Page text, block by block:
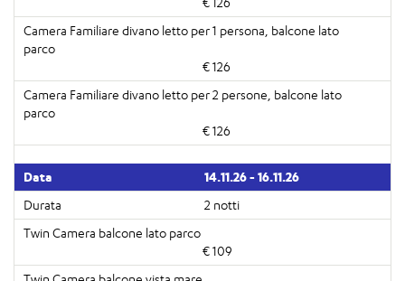
€ 126
€ 126
14.11.26 - 16.11.26
2 notti
€ 109